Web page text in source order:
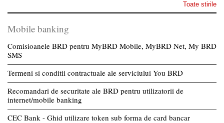
Toate stirile
Mobile banking
Comisioanele BRD pentru MyBRD Mobile, MyBRD Net, My BRD
SMS
Termeni si conditii contractuale ale serviciului You BRD
Recomandari de securitate ale BRD pentru utilizatorii de
internet/mobile banking
CEC Bank - Ghid utilizare token sub forma de card bancar